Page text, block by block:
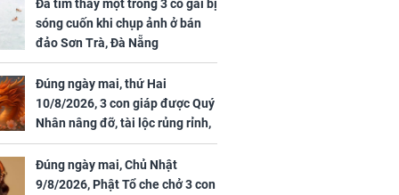
tin yêu trai
tuổi
giáp mưa thuận gió
hòa, tiền về như nước,
bạc vàng dư dả, Phú
Quý Vinh Hoa, vận
trình khai sáng
vé,
vượt 8.600
Đã tìm thấy một trong 3 cô gái bị
sóng cuốn khi chụp ảnh ở bán
đảo Sơn Trà, Đà Nẵng
Đúng ngày mai, thứ Hai
10/8/2026, 3 con giáp được Quý
Nhân nâng đỡ, tài lộc rủng rỉnh,
yên tâm hưởng vinh hoa Phú
Quý
Đúng ngày mai, Chủ Nhật
9/8/2026, Phật Tổ che chở 3 con